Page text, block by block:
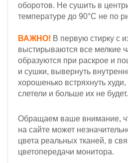
оборотов. Не сушить в
температуре до 90°С не по
ВАЖНО! В первую стирку с
выстирываются все мелкие
образуются при раскрое и
и сушки, вывернуть
хорошенько встряхнуть
слетели и больше их не будет.
Обращаем ваше внимание,
на сайте может
цвета реальных тканей, в
цветопередачи монитора.